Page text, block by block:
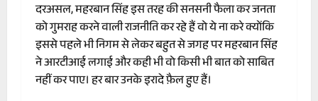
दरअसल, महरबान सिंह इस तरह की सनसनी फैला कर जनता
को गुमराह करने वाली राजनीति कर रहे हैं वो ये ना करे क्योंकि
इससे पहले भी निगम से लेकर बहुत से जगह पर महरबान सिंह
ने आरटीआई लगाई और कही भी वो किसी भी बात को साबित
नहीं कर पाए। हर बार उनके इरादे फ़ैल हुए हैं।